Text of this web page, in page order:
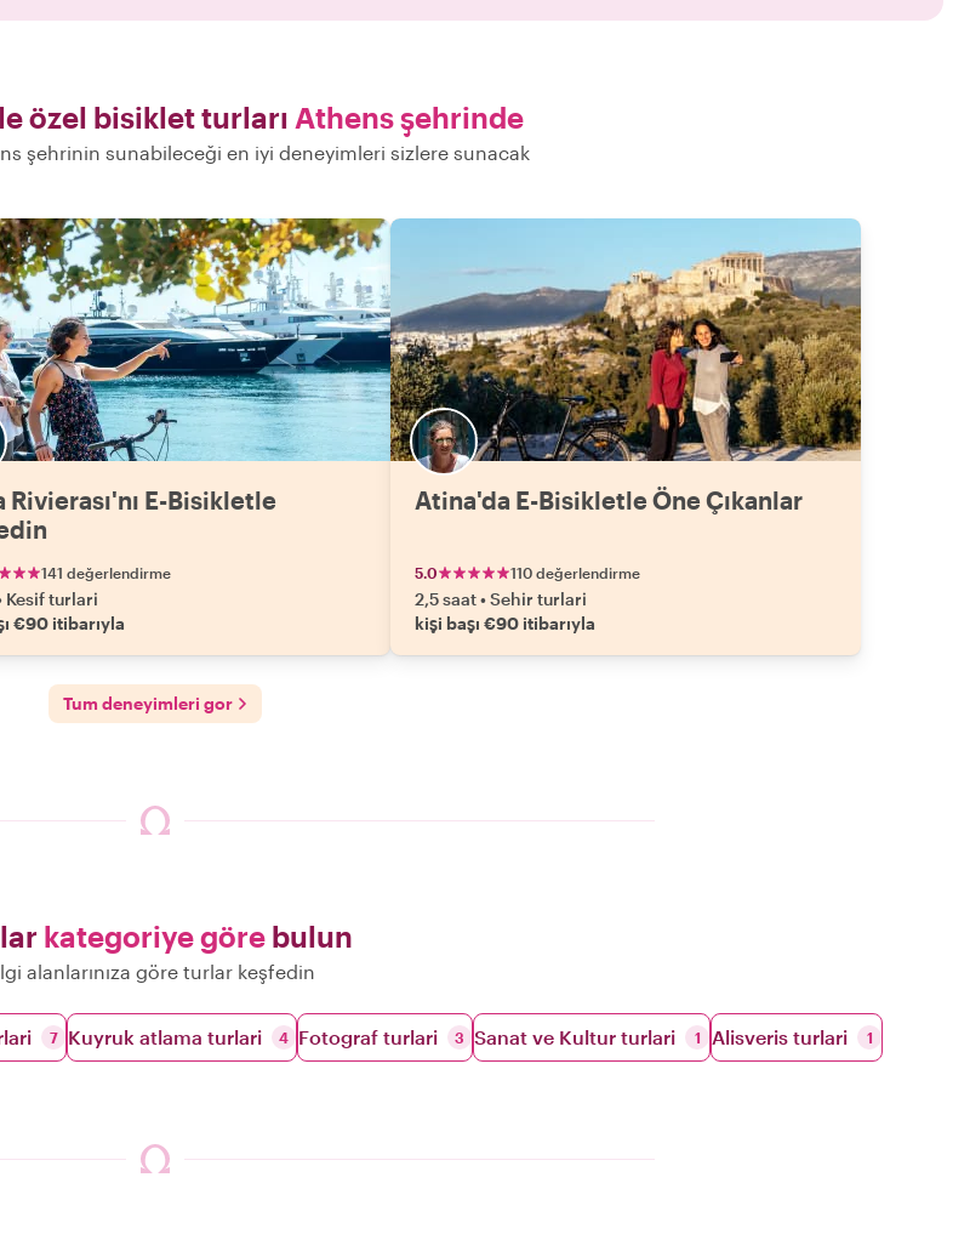
özel bisiklet turları Athens şehrinde
şehrinin sunabileceği en iyi deneyimleri sizlere sunacak
Rivierası'nı E-Bisikletle
141 değerlendirme
Kesif turlari
€90 itibarıyla
Atina'da E-Bisikletle Öne Çıkanlar
5.0 110 değerlendirme
2,5 saat•Sehir turlari
kişi başı €90 itibarıyla
Tum deneyimleri gor
kategoriye görebulun
alanlarınıza göre turlar keşfedin
7 Kuyruk atlama turlari 4 Fotograf turlari 3 Sanat ve Kultur turlari 1 Alisveris turlari 1